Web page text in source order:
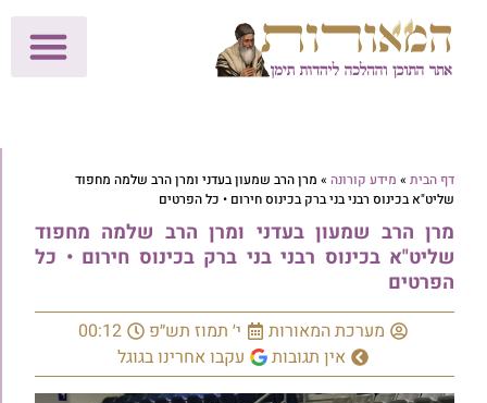
דף הבית » מידע קורונה » מרן הרב שמעון בעדני ומרן הרב שלמה מחפוד
שליט"א בכינוס רבני בני ברק בכינוס חירום • כל הפרטים
מרן הרב שמעון בעדני ומרן הרב שלמה מחפוד
שליט"א בכינוס רבני בני ברק בכינוס חירום • כל
הפרטים
מערכת המאורות י׳ תמוז תש״פ
00:12
אין תגובות
עקבו אחרינו בגוגל